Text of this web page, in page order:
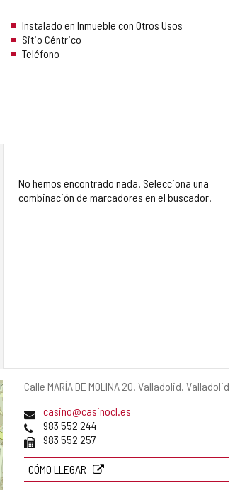
Instalado en Inmueble con Otros Usos
Sitio Céntrico
Teléfono
Dirección
Calle MARÍA DE MOLINA 20. Valladolid. Valladolid
Dirección
de
correo
casino@casinocl.es
Teléfonos
983 552 244
Fax 983 552 257
CÓMO LLEGAR
No hemos encontrado nada. Selecciona una
combinación de marcadores en el buscador.